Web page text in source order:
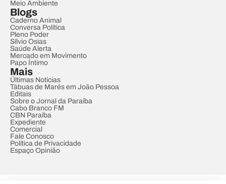
Meio Ambiente
Blogs
Caderno Animal
Conversa Política
Pleno Poder
Sílvio Osias
Saúde Alerta
Mercado em Movimento
Papo Íntimo
Mais
Últimas Notícias
Tábuas de Marés em João Pessoa
Editais
Sobre o Jornal da Paraíba
Cabo Branco FM
CBN Paraíba
Expediente
Comercial
Fale Conosco
Política de Privacidade
Espaço Opinião